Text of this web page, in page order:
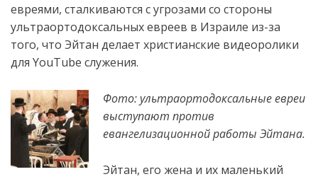
евреями, сталкиваются с угрозами со стороны
ультраортодоксальных евреев в Израиле из-за
того, что Эйтан делает христианские видеоролики
для YouTube служения.
Фото: ультраортодоксальные евреи
выступают против
евангелизационной работы Эйтана.
Эйтан, его жена и их маленький